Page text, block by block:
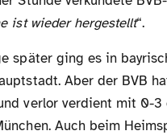
ist wieder hergestellt“.
Aber der BVB
verlor verdient mit 0-3
Auch beim